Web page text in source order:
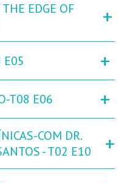
EDGE OF
+
E05 +
T08 E06 +
COM DR.
- T02 E10
+